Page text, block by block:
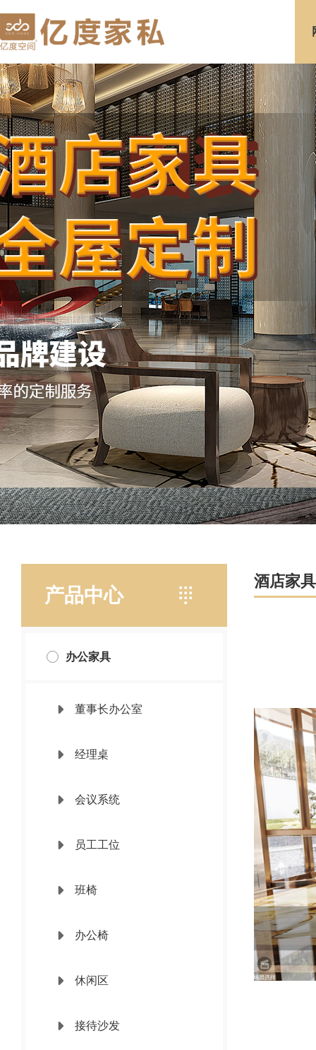
产品中心
办公家具
董事长办公室
经理桌
会议系统
员工工位
班椅
办公椅
休闲区
接待沙发
酒店家具